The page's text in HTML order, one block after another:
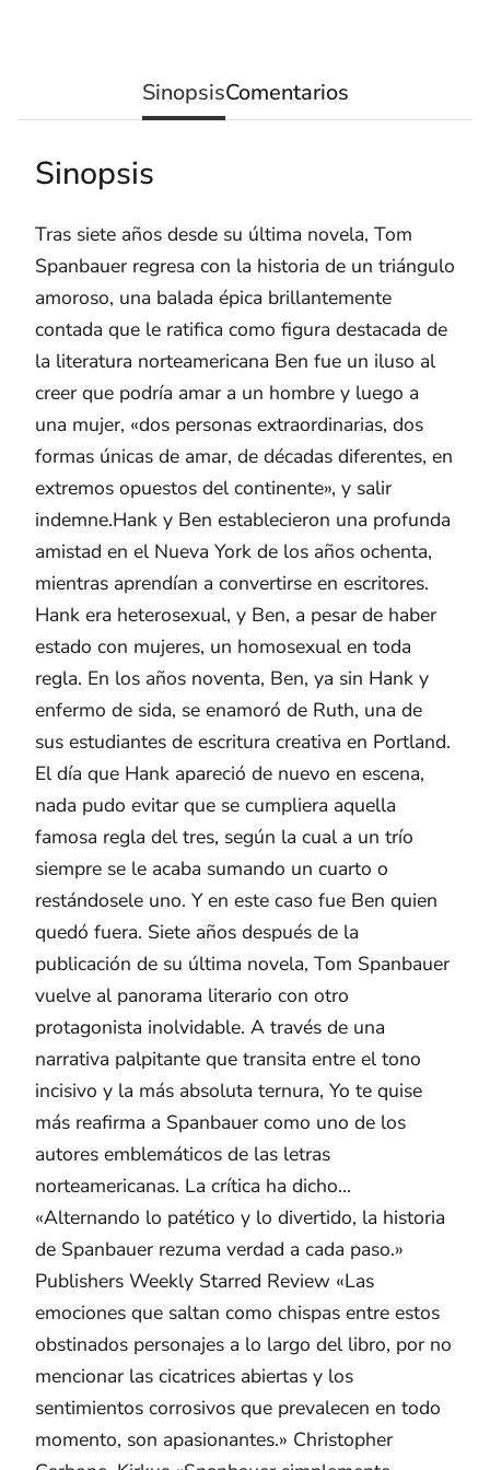
SinopsisComentarios
Sinopsis
Tras siete años desde su última novela, Tom
Spanbauer regresa con la historia de un triángulo
amoroso, una balada épica brillantemente
contada que le ratifica como figura destacada de
la literatura norteamericana Ben fue un iluso al
creer que podría amar a un hombre y luego a
una mujer, «dos personas extraordinarias, dos
formas únicas de amar, de décadas diferentes, en
extremos opuestos del continente», y salir
indemne.Hank y Ben establecieron una profunda
amistad en el Nueva York de los años ochenta,
mientras aprendían a convertirse en escritores.
Hank era heterosexual, y Ben, a pesar de haber
estado con mujeres, un homosexual en toda
regla. En los años noventa, Ben, ya sin Hank y
enfermo de sida, se enamoró de Ruth, una de
sus estudiantes de escritura creativa en Portland.
El día que Hank apareció de nuevo en escena,
nada pudo evitar que se cumpliera aquella
famosa regla del tres, según la cual a un trío
siempre se le acaba sumando un cuarto o
restándosele uno. Y en este caso fue Ben quien
quedó fuera. Siete años después de la
publicación de su última novela, Tom Spanbauer
vuelve al panorama literario con otro
protagonista inolvidable. A través de una
narrativa palpitante que transita entre el tono
incisivo y la más absoluta ternura, Yo te quise
más reafirma a Spanbauer como uno de los
autores emblemáticos de las letras
norteamericanas. La crítica ha dicho...
«Alternando lo patético y lo divertido, la historia
de Spanbauer rezuma verdad a cada paso.»
Publishers Weekly Starred Review «Las
emociones que saltan como chispas entre estos
obstinados personajes a lo largo del libro, por no
mencionar las cicatrices abiertas y los
sentimientos corrosivos que prevalecen en todo
momento, son apasionantes.» Christopher